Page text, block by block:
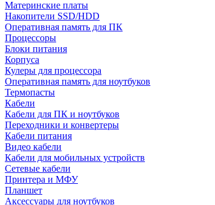
Материнские платы
Накопители SSD/HDD
Оперативная память для ПК
Процессоры
Блоки питания
Корпуса
Кулеры для процессора
Оперативная память для ноутбуков
Термопасты
Кабели
Кабели для ПК и ноутбуков
Переходники и конвертеры
Кабели питания
Видео кабели
Кабели для мобильных устройств
Сетевые кабели
Принтера и МФУ
Планшет
Аксессуары для ноутбуков